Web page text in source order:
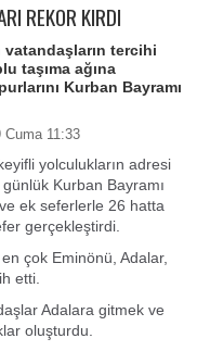
REKOR KIRDI
tercihi
taşıma ağına
Kurban Bayramı
Cuma 11:33
yolculukların adresi
Kurban Bayramı
ek seferlerle 26 hatta
gerçekleştirdi.
çok Eminönü, Adalar,
etti.
Adalara gitmek ve
oluşturdu.